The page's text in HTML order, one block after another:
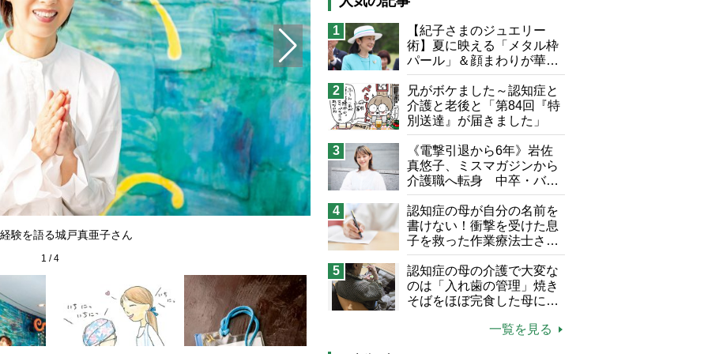
験を語る城戸真亜子さん インタビューはご自身が壁画を描いた喫茶店『ギャラリー珈琲店・古
1 /4
猫が母になつきません
息子の遠距離介護サバイバル術
兄がボケました
便利なサービス
予防法
1
【紀子さまのジュエリー
術】夏に映える「メタル枠
パール」＆顔まわりが華や
ぐ「揺れる一粒」の使い分
け方
2
兄がボケました～認知症と
介護と老後と「第84回『特
別送達』が届きました」
3
《電撃引退から6年》岩佐
真悠子、ミスマガジンから
介護職へ転身 中卒・バイ
ト経験ゼロの彼女が見つけ
た“居場所”「社会の役に立
ちながら自分らしくいられ
る」
4
認知症の母が自分の名前を
書けない！衝撃を受けた息
子を救った作業療法士さん
の言葉
5
認知症の母の介護で大変な
のは「入れ歯の管理」焼き
そばをほぼ完食した母に息
一覧を見る